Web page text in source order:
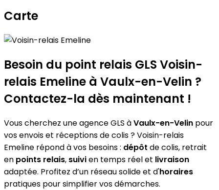
Carte
Voisin-relais Emeline
+
−
Besoin du point relais GLS Voisin-
relais Emeline à Vaulx-en-Velin ?
Contactez-la dès maintenant !
Vous cherchez une agence GLS àVaulx-en-Velin pour
vos envois et réceptions de colis ? Voisin-relais
Emeline répond à vos besoins : dépôt de colis, retrait
en points relais, suivien temps réel et livraison
adaptée. Profitez d’un réseau solide et d'horaires
pratiques pour simplifier vos démarches.